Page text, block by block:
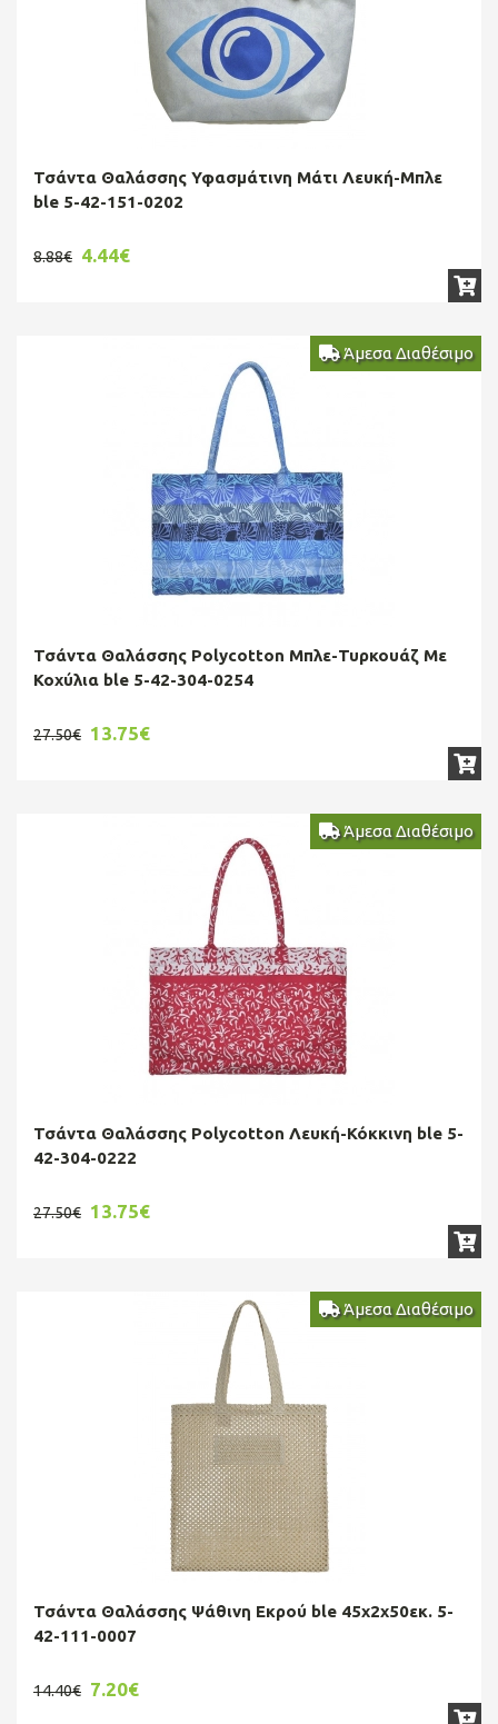
Τσάντα Θαλάσσης Υφασμάτινη Μάτι Λευκή-Μπλε
ble 5-42-151-0202
8.88€ 4.44€
Άμεσα Διαθέσιμο
Τσάντα Θαλάσσης Polycotton Μπλε-Τυρκουάζ Με
Κοχύλια ble 5-42-304-0254
27.50€ 13.75€
Άμεσα Διαθέσιμο
Τσάντα Θαλάσσης Polycotton Λευκή-Κόκκινη ble 5-
42-304-0222
27.50€ 13.75€
Άμεσα Διαθέσιμο
Τσάντα Θαλάσσης Ψάθινη Εκρού ble 45x2x50εκ. 5-
42-111-0007
14.40€ 7.20€